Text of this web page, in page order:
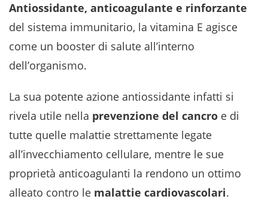
Antiossidante, anticoagulante e rinforzante
del sistema immunitario, la vitamina E agisce
come un booster di salute all’interno
dell’organismo.
La sua potente azione antiossidante infatti si
rivela utile nella prevenzione del cancro e di
tutte quelle malattie strettamente legate
all’invecchiamento cellulare, mentre le sue
proprietà anticoagulanti la rendono un ottimo
alleato contro le malattie cardiovascolari.